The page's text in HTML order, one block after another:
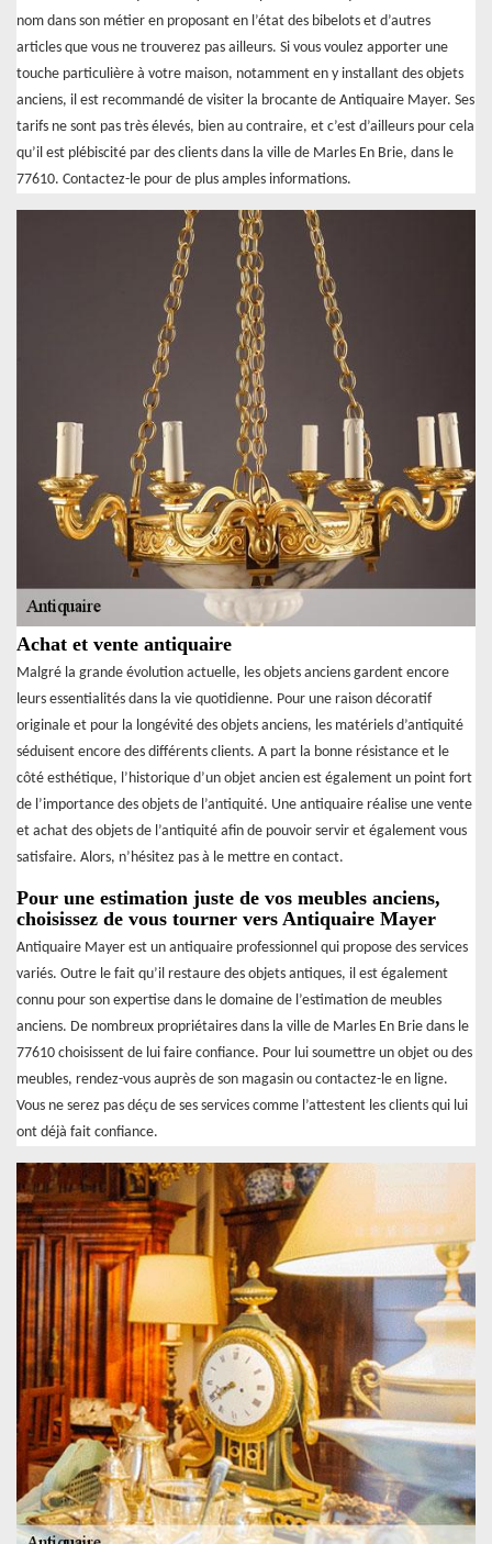
nom dans son métier en proposant en l’état des bibelots et d’autres
articles que vous ne trouverez pas ailleurs. Si vous voulez apporter une
touche particulière à votre maison, notamment en y installant des objets
anciens, il est recommandé de visiter la brocante de Antiquaire Mayer. Ses
tarifs ne sont pas très élevés, bien au contraire, et c’est d’ailleurs pour cela
qu’il est plébiscité par des clients dans la ville de Marles En Brie, dans le
77610. Contactez-le pour de plus amples informations.
Achat et vente antiquaire
Malgré la grande évolution actuelle, les objets anciens gardent encore
leurs essentialités dans la vie quotidienne. Pour une raison décoratif
originale et pour la longévité des objets anciens, les matériels d’antiquité
séduisent encore des différents clients. A part la bonne résistance et le
côté esthétique, l’historique d’un objet ancien est également un point fort
de l’importance des objets de l’antiquité. Une antiquaire réalise une vente
et achat des objets de l’antiquité afin de pouvoir servir et également vous
satisfaire. Alors, n’hésitez pas à le mettre en contact.
Pour une estimation juste de vos meubles anciens,
choisissez de vous tourner vers Antiquaire Mayer
Antiquaire Mayer est un antiquaire professionnel qui propose des services
variés. Outre le fait qu’il restaure des objets antiques, il est également
connu pour son expertise dans le domaine de l’estimation de meubles
anciens. De nombreux propriétaires dans la ville de Marles En Brie dans le
77610 choisissent de lui faire confiance. Pour lui soumettre un objet ou des
meubles, rendez-vous auprès de son magasin ou contactez-le en ligne.
Vous ne serez pas déçu de ses services comme l’attestent les clients qui lui
ont déjà fait confiance.